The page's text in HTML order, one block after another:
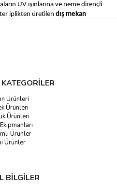
UV ışınlarına ve neme dirençli
iplikten üretilen dış mekan
ağımodelleri, resmi maç
ve düğüm yapısına sahiptir.
standart pota çemberlerine
dayanıklılığı hem de oyun
belirler. Kalın iplikli ağlar, özellikle
Ürünleri
Ürünleri
Ürünleri
Ürünler
Ürünler
BİLGİLER